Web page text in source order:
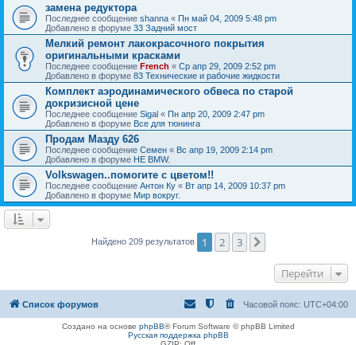
замена редуктора
Последнее сообщение shanna « Пн май 04, 2009 5:48 pm
Добавлено в форуме 33 Задний мост
Мелкий ремонт лакокрасочного покрытия
оригинальными красками
Последнее сообщение French « Ср апр 29, 2009 2:52 pm
Добавлено в форуме 83 Технические и рабочие жидкости
Комплект аэродинамического обвеса по старой
докризисной цене
Последнее сообщение Sigal « Пн апр 20, 2009 2:47 pm
Добавлено в форуме Все для тюнинга
Продам Мазду 626
Последнее сообщение Семен « Вс апр 19, 2009 2:14 pm
Добавлено в форуме НЕ BMW.
Volkswagen..помогите с цветом!!
Последнее сообщение Антон Ку « Вт апр 14, 2009 10:37 pm
Добавлено в форуме Мир вокруг.
Найдено 209 результатов 1 2 3
Перейти
Список форумов Часовой пояс: UTC+04:00
Создано на основе phpBB® Forum Software © phpBB Limited
Русская поддержка phpBB